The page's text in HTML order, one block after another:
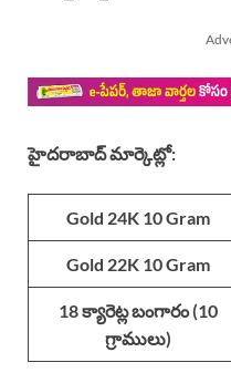
హైదరాబాద్ మార్కెట్లో:
Gold 24K 10 Gram
Gold 22K 10 Gram
18 క్యారెట్ల బంగారం (10
గ్రాములు)